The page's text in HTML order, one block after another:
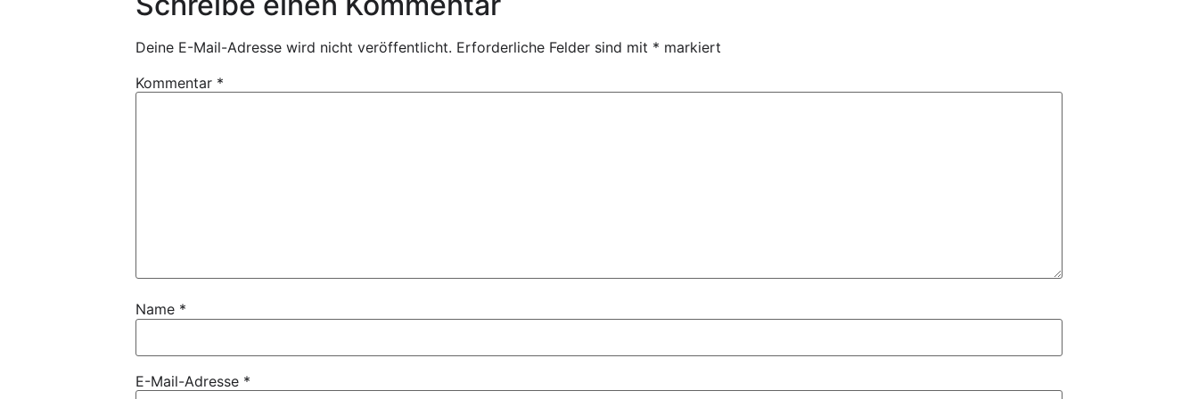
Deine E-Mail-Adresse wird nicht veröffentlicht. Erforderliche Felder sind mit * markiert
Kommentar *
Name *
E-Mail-Adresse *